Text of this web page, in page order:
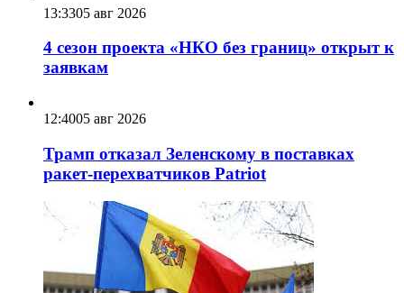
13:3305 авг 2026
4 сезон проекта «НКО без границ» открыт к
заявкам
12:4005 авг 2026
Трамп отказал Зеленскому в поставках
ракет-перехватчиков Patriot